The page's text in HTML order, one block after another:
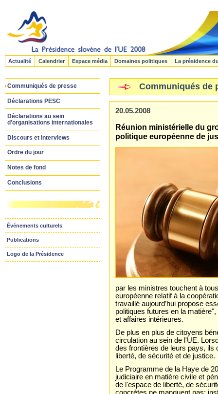
Actualité Calendrier Espace média Domaines politiques La présidence
Communiqués de presse
Déclarations PESC
Déclarations au sein
d'organisations internationales
Discours et interviews
Ordre du jour
Notes de fond
Conclusions
Événements culturels
Publications
Logo de la Présidence
Communiqués de
20.05.2008
Réunion ministérielle du
politique européenne de
par les ministres touchent à
européenne relatif à la
travaillé aujourd’hui propose
politiques futures en la
et affaires intérieures.
De plus en plus de citoyens
circulation au sein de l'UE.
des frontières de leurs pays, ils
liberté, de sécurité et de justice.
Le Programme de la Haye de
judiciaire en matière civile et
de l'espace de liberté, de
concrètes ne manquent pas: